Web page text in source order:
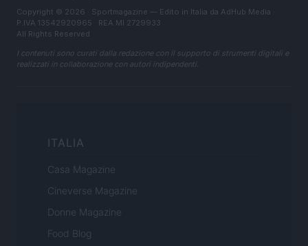
Copyright © 2026 · Sportmagazine — Edito in Italia da AdHub Media
P.IVA 13542920965 · REA MI 2729933
All Rights Reserved
I contenuti sono curati dalla redazione con il supporto di strumenti digitali e
realizzati in collaborazione con autori indipendenti.
ITALIA
Casa Magazine
Cineverse Magazine
Donne Magazine
Food Blog